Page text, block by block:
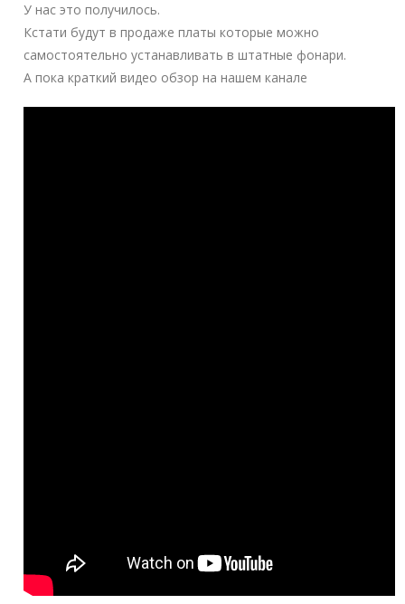
У нас это получилось.
Кстати будут в продаже платы которые можно
самостоятельно устанавливать в штатные фонари.
А пока краткий видео обзор на нашем канале